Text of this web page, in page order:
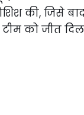
की, जिसे
को जीत